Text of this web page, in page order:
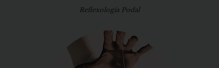
Reflexología Podal